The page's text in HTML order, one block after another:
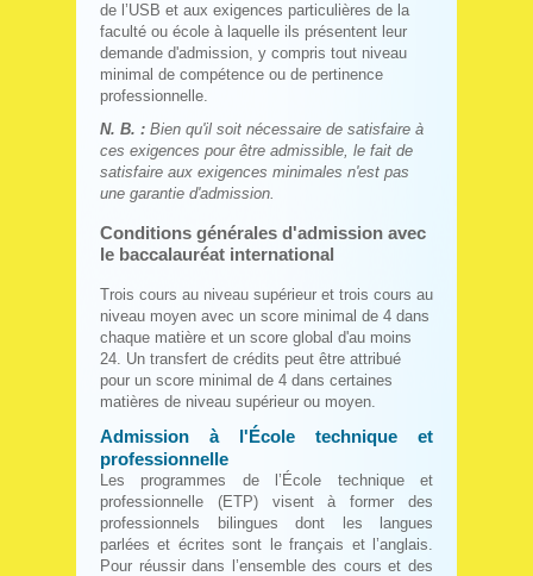
de l’USB et aux exigences particulières de la
faculté ou école à laquelle ils présentent leur
demande d'admission, y compris tout niveau
minimal de compétence ou de pertinence
professionnelle.
N. B. : Bien qu'il soit nécessaire de satisfaire à
ces exigences pour être admissible, le fait de
satisfaire aux exigences minimales n'est pas
une garantie d'admission.
Conditions générales d'admission avec
le baccalauréat international
Trois cours au niveau supérieur et trois cours au
niveau moyen avec un score minimal de 4 dans
chaque matière et un score global d'au moins
24. Un transfert de crédits peut être attribué
pour un score minimal de 4 dans certaines
matières de niveau supérieur ou moyen.
Admission à l'École technique et
professionnelle
Les programmes de l’École technique et
professionnelle (ETP) visent à former des
professionnels bilingues dont les langues
parlées et écrites sont le français et l’anglais.
Pour réussir dans l’ensemble des cours et des